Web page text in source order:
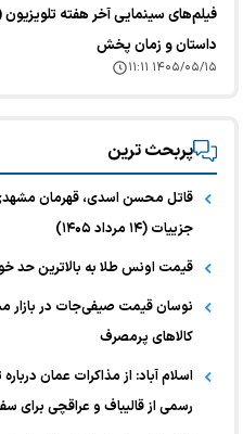
داستان و زمان پخش
۱۴۰۵/۰۵/۱۵ ۱۱:۱۱
پربحث ترین
قاتل محسن اسدی، قهرمان
جزییات (۱۴ مرداد ۱۴۰۵)
قیمت اونس طلا به بالاترین حد خود در ۷ هفته
نوسان قیمت صیفی‌جات در بازار
کالا‌های پرمصرف
اسلام آباد: از مذاکرات عمان
رسمی از قالیباف و عراقچی برای